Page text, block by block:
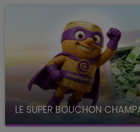
LE SUPER BOUCHON
avec La Famille Champagne